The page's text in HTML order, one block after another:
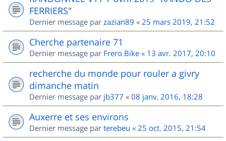
FERRIERS"
Dernier message par zazian89 « 25 mars 2019, 21:52
Cherche partenaire 71
Dernier message par Frero Bike « 13 avr. 2017, 20:10
recherche du monde pour rouler a givry
dimanche matin
Dernier message par jb377 « 08 janv. 2016, 18:28
Auxerre et ses environs
Dernier message par terebeu « 25 oct. 2015, 21:54